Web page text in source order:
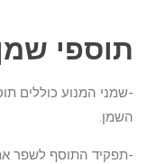
תוספי
-שמני המנוע כוללים
השמן.
-תפקיד התוסף לשפר